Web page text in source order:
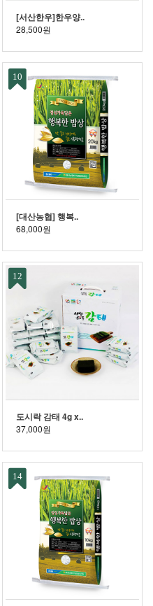
[서산한우]한우양..
28,500원
[대산농협] 행복..
68,000원
10
도시락 감태 4g x..
37,000원
12
14